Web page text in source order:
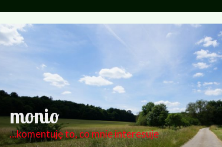
monio
…komentuję to, co mnie interesuje